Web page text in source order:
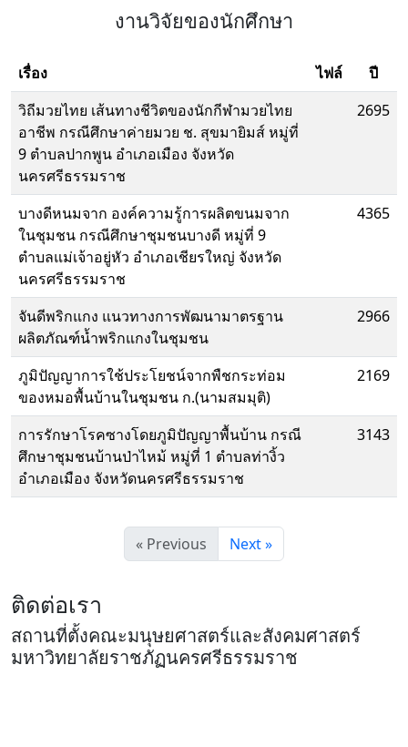
งานวิจัยของนักศึกษา
เรื่อง ไฟล์
ปี
วิถีมวยไทย เส้นทางชีวิตของนักกีฬามวยไทย
อาชีพ กรณีศึกษาค่ายมวย ช. สุขมายิมส์ หมู่ที่
9 ตำบลปากพูน อำเภอเมือง จังหวัด
นครศรีธรรมราช
2695
บางดีหนมจาก องค์ความรู้การผลิตขนมจาก
ในชุมชน กรณีศึกษาชุมชนบางดี หมู่ที่ 9
ตำบลแม่เจ้าอยู่หัว อำเภอเชียรใหญ่ จังหวัด
นครศรีธรรมราช
4365
จันดีพริกแกง แนวทางการพัฒนามาตรฐาน
ผลิตภัณฑ์น้ำพริกแกงในชุมชน
2966
ภูมิปัญญาการใช้ประโยชน์จากพืชกระท่อม
ของหมอพื้นบ้านในชุมชน ก.(นามสมมุติ)
2169
การรักษาโรคซางโดยภูมิปัญญาพื้นบ้าน กรณี
ศึกษาชุมชนบ้านป่าไหม้ หมู่ที่ 1 ตำบลท่างิ้ว
อำเภอเมือง จังหวัดนครศรีธรรมราช
3143
« Previous Next »
ติดต่อเรา
สถานที่ตั้งคณะมนุษยศาสตร์และสังคมศาสตร์
มหาวิทยาลัยราชภัฏนครศรีธรรมราช